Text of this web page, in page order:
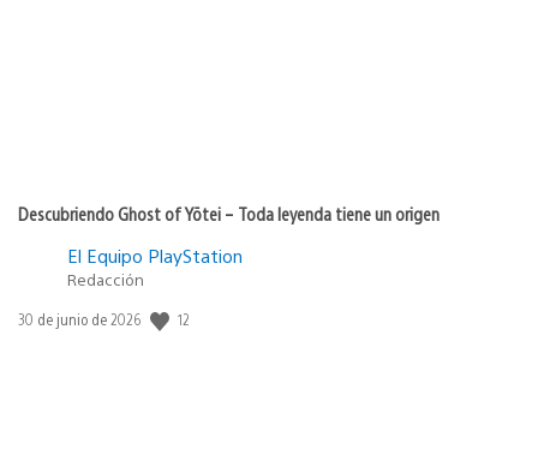
Descubriendo Ghost of Yōtei – Toda leyenda tiene un origen
El Equipo PlayStation
Redacción
Fecha
30 de junio de 2026 12